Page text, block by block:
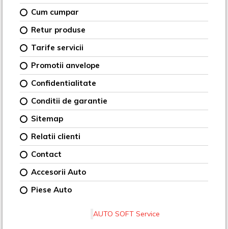
Cum cumpar
Retur produse
Tarife servicii
Promotii anvelope
Confidentialitate
Conditii de garantie
Sitemap
Relatii clienti
Contact
Accesorii Auto
Piese Auto
AUTO SOFT Service